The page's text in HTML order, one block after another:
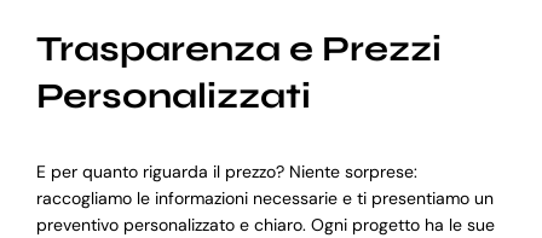
Trasparenza e Prezzi
Personalizzati
E per quanto riguarda il prezzo? Niente sorprese:
raccogliamo le informazioni necessarie e ti presentiamo un
preventivo personalizzato e chiaro. Ogni progetto ha le sue